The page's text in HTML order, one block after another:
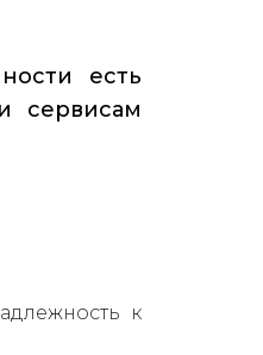
есть
сервисам
к